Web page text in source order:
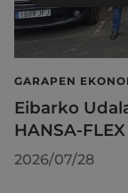
GARAPEN
Eibarko
HANSA-
2026/07/28